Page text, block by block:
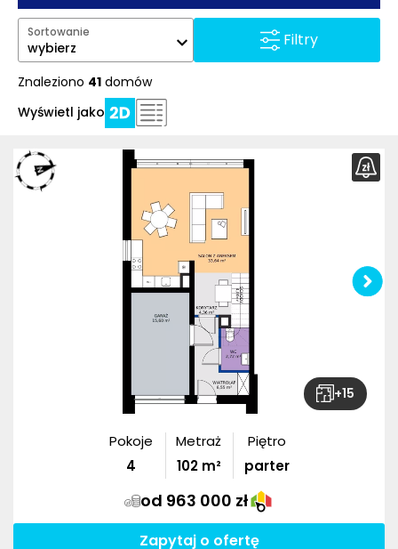
Filtry
Sortowanie
wybierz
Znaleziono 41 domów
Wyświetl jako
+15
Pokoje
4
Metraż
102m²
Piętro
parter
od 963 000 zł
Zapytaj o ofertę